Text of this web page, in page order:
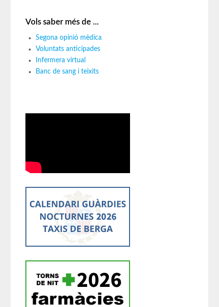
Vols saber més de ...
Segona opinió mèdica
Voluntats anticipades
Infermera virtual
Banc de sang i teixits